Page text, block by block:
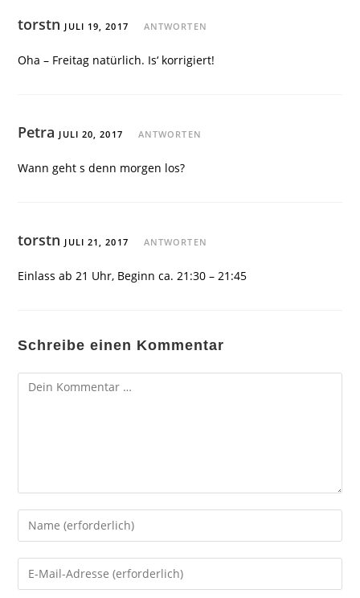
torstn JULI 19, 2017 ANTWORTEN
Oha – Freitag natürlich. Is‘ korrigiert!
Petra JULI 20, 2017 ANTWORTEN
Wann geht s denn morgen los?
torstn JULI 21, 2017 ANTWORTEN
Einlass ab 21 Uhr, Beginn ca. 21:30 – 21:45
Schreibe einen Kommentar
Kommentar
Gib
deinen
Namen
oder
Gib
deine